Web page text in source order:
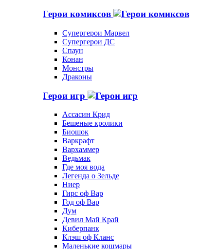
Герои комиксов
Супергерои Марвел
Супергерои ДС
Спаун
Конан
Монстры
Драконы
Герои игр
Ассасин Крид
Бешеные кролики
Биошок
Варкрафт
Вархаммер
Ведьмак
Где моя вода
Легенда о Зельде
Ниер
Гирс оф Вар
Год оф Вар
Дум
Девил Май Край
Киберпанк
Клэш оф Кланс
Маленькие кошмары